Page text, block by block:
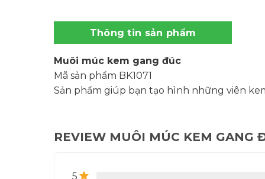
Thông tin sản phẩm
Muôi múc kem gang đúc
Mã sản phẩm BK1071
Sản phẩm giúp bạn tạo hình những viên
REVIEW MUÔI MÚC KEM GANG
5